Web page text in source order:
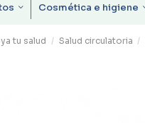
Cosmética e higiene
tu salud Salud circulatoria